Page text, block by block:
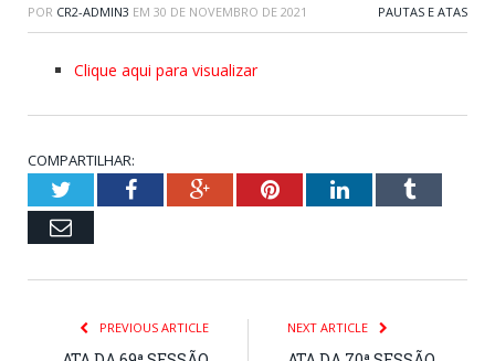
POR CR2-ADMIN3 EM 30 DE NOVEMBRO DE 2021 PAUTAS E ATAS
Clique aqui para visualizar
COMPARTILHAR:
TwitterFacebookGoogle+PinterestLinkedInTumblr
Email
PREVIOUS ARTICLE NEXT ARTICLE